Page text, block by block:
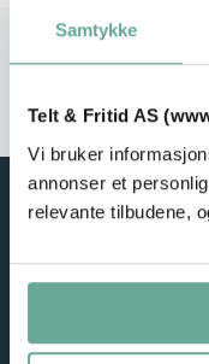
Samtykke
Telt & Fritid AS
Vi bruker
annonser et
relevante tilbudene,
Service i fokus